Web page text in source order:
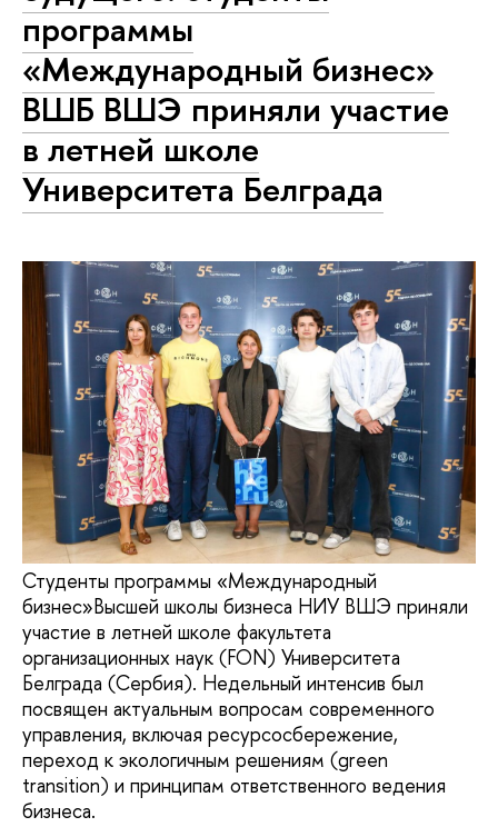
программы
«Международный бизнес»
ВШБ ВШЭ приняли участие
в летней школе
Университета Белграда
Студенты программы «Международный
бизнес»Высшей школы бизнеса НИУ ВШЭ приняли
участие в летней школе факультета
организационных наук (FON) Университета
Белграда (Сербия). Недельный интенсив был
посвящен актуальным вопросам современного
управления, включая ресурсосбережение,
переход к экологичным решениям (green
transition) и принципам ответственного ведения
бизнеса.